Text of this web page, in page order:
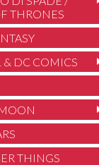
THRONES
& DC COMICS
THINGS